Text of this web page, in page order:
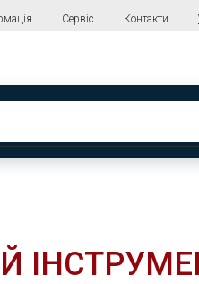
Сервіс Контакти